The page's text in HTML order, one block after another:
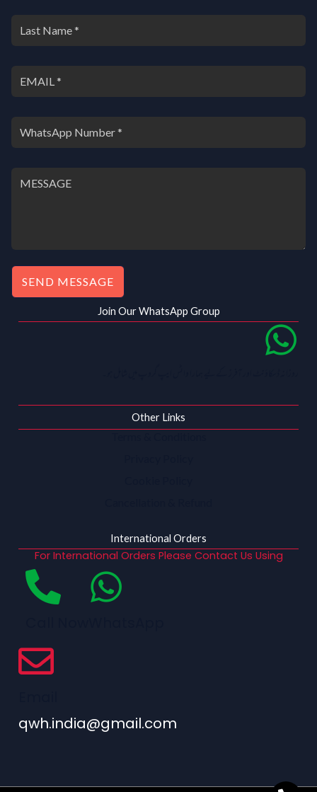
SEND MESSAGE
Join Our WhatsApp Group
Other Links
International Orders
For International Orders Please Contact Us Using
qwh.india@gmail.com